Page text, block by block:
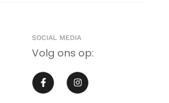
SOCIAL MEDIA
Volg ons op: